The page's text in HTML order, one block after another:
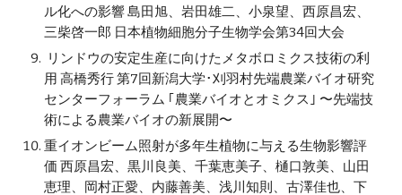
ル化への影響 島田旭、岩田雄二、小泉望、西原昌宏、
三柴啓一郎 日本植物細胞分子生物学会第34回大会
リンドウの安定生産に向けたメタボロミクス技術の利
用 高橋秀行 第7回新潟大学･刈羽村先端農業バイオ研究
センターフォーラム ｢農業バイオとオミクス｣ 〜先端技
術による農業バイオの新展開〜
重イオンビーム照射が多年生植物に与える生物影響評
価 西原昌宏、黒川良美、千葉恵美子、樋口敦美、山田
恵理、岡村正愛、内藤善美、浅川知則、古澤佳也、下